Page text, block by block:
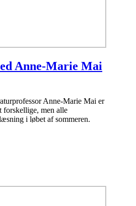
Anne-Marie Mai
Anne-Marie Mai er
forskellige, men alle
i løbet af sommeren.